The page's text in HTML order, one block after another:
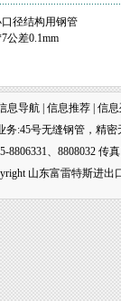
径结构用钢管
公差0.1mm
息导航 信息推荐 信
务:45号无缝钢管， 精密
8806331、8808032 传
山东富雷特斯进